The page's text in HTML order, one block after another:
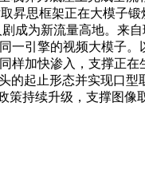
昇思框架正在大模子
成为新流量高地。来
引擎的视频大模子
样加快渗入，支撑正
起止形态并实现口
持续升级，支撑图像